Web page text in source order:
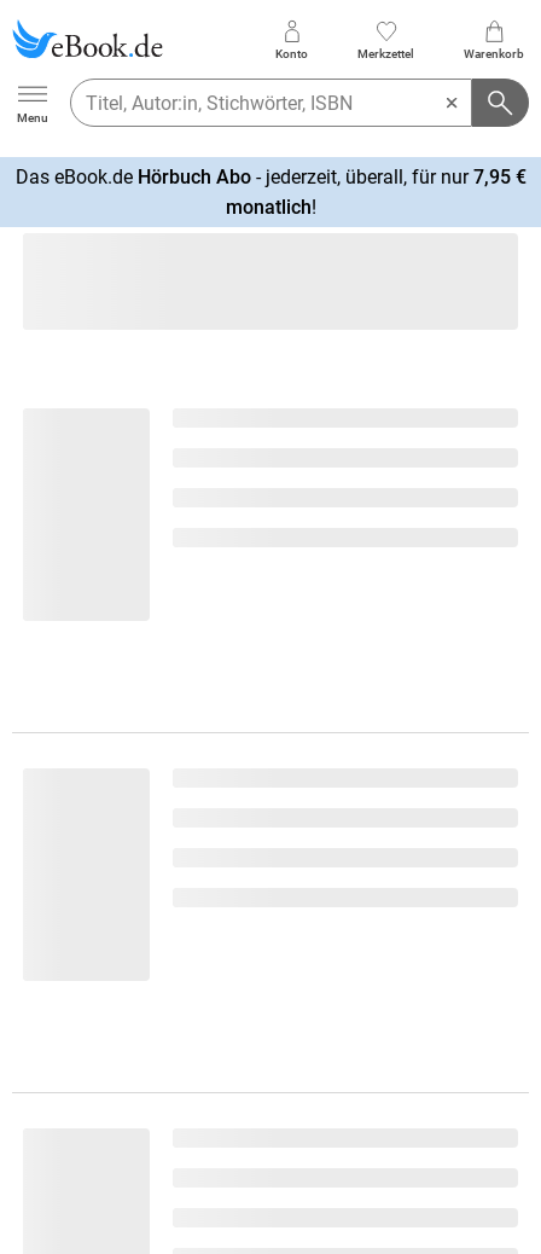
Ebook.de
Menu
Konto Merkzettel Warenkorb
Das eBook.de Hörbuch Abo- jederzeit, überall, für nur7,95 €
monatlich!